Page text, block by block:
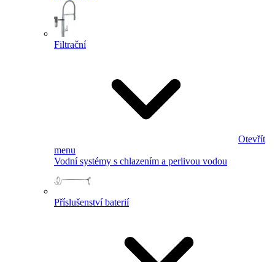
Filtrační
Otevřít
menu
Vodní systémy s chlazením a perlivou vodou
Příslušenství baterií